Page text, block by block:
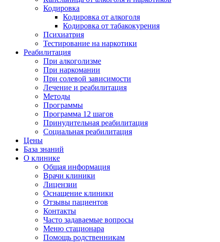
Кодировка
Кодировка от алкоголя
Кодировка от табакокурения
Психиатрия
Тестирование на наркотики
Реабилитация
При алкоголизме
При наркомании
При солевой зависимости
Лечение и реабилитация
Методы
Программы
Программа 12 шагов
Принудительная реабилитация
Социальная реабилитация
Цены
База знаний
О клинике
Общая информация
Врачи клиники
Лицензии
Оснащение клиники
Отзывы пациентов
Контакты
Часто задаваемые вопросы
Меню стационара
Помощь родственникам